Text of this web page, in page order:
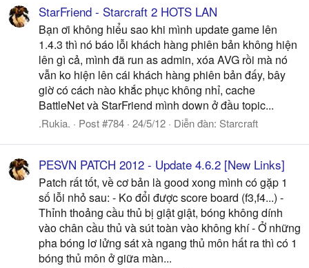
StarFriend - Starcraft 2 HOTS LAN
Bạn ơi không hiểu sao khi mình update game lên
1.4.3 thì nó báo lỗi khách hàng phiên bản không hiện
lên gì cả, mình đã run as admin, xóa AVG rồi mà nó
vẫn ko hiện lên cái khách hàng phiên bản đấy, bây
giờ có cách nào khắc phục không nhỉ, cache
BattleNet và StarFriend mình down ở đầu topic...
.Rukia. Post #784 24/5/12 Diễn đàn: Starcraft
PESVN PATCH 2012 - Update 4.6.2 [New Links]
Patch rất tốt, về cơ bản là good xong mình có gặp 1
số lỗi nhỏ sau: - Ko đổi được score board (f3,f4...) -
Thỉnh thoảng cầu thủ bị giật giật, bóng không dính
vào chân cầu thủ và sút toàn vào không khí - Ở những
pha bóng lơ lửng sát xà ngang thủ môn hất ra thì có 1
bóng thủ môn ở giữa màn...